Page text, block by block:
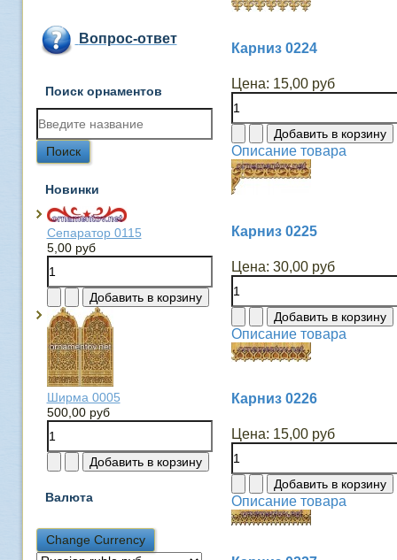
Вопрос-ответ
Поиск орнаментов
Новинки
Сепаратор 0115
5,00 руб
Ширма 0005
500,00 руб
Валюта
Карниз 0224
Цена: 15,00 руб
Описание товара
Карниз 0225
Цена: 30,00 руб
Описание товара
Карниз 0226
Цена: 15,00 руб
Описание товара